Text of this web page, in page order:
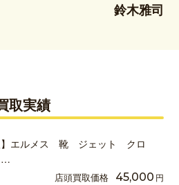
鈴木雅司
取実績
】エルメス 靴 ジェット クロ
…
店頭買取価格 45,000 円